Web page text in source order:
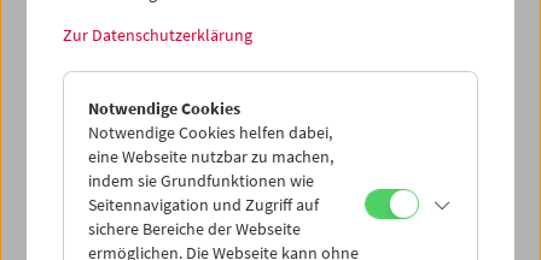
finden Siehier.
Zur Datenschutzerklärung
Notwendige Cookies
Notwendige Cookies helfen dabei,
eine Webseite nutzbar zu machen,
indem sie Grundfunktionen wie
Seitennavigation und Zugriff auf
sichere Bereiche der Webseite
ermöglichen. Die Webseite kann ohne